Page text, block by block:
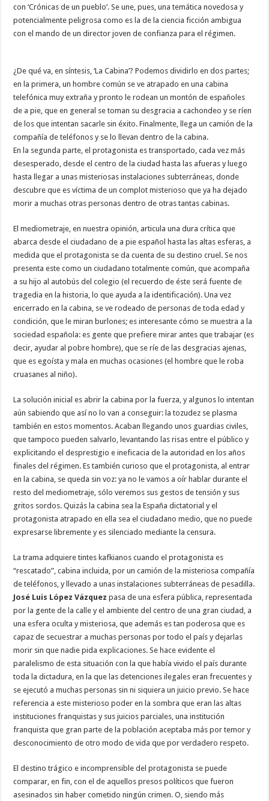
con ‘Crónicas de un pueblo’. Se une, pues, una temática novedosa y
potencialmente peligrosa como es la de la ciencia ficción ambigua
con el mando de un director joven de confianza para el régimen.
¿De qué va, en síntesis, ‘La Cabina’? Podemos dividirlo en dos partes;
en la primera, un hombre común se ve atrapado en una cabina
telefónica muy extraña y pronto le rodean un montón de españoles
de a pie, que en general se toman su desgracia a cachondeo y se ríen
de los que intentan sacarle sin éxito. Finalmente, llega un camión de la
compañía de teléfonos y se lo llevan dentro de la cabina.
En la segunda parte, el protagonista es transportado, cada vez más
desesperado, desde el centro de la ciudad hasta las afueras y luego
hasta llegar a unas misteriosas instalaciones subterráneas, donde
descubre que es víctima de un complot misterioso que ya ha dejado
morir a muchas otras personas dentro de otras tantas cabinas.
El mediometraje, en nuestra opinión, articula una dura crítica que
abarca desde el ciudadano de a pie español hasta las altas esferas, a
medida que el protagonista se da cuenta de su destino cruel. Se nos
presenta este como un ciudadano totalmente común, que acompaña
a su hijo al autobús del colegio (el recuerdo de éste será fuente de
tragedia en la historia, lo que ayuda a la identificación). Una vez
encerrado en la cabina, se ve rodeado de personas de toda edad y
condición, que le miran burlones; es interesante cómo se muestra a la
sociedad española: es gente que prefiere mirar antes que trabajar (es
decir, ayudar al pobre hombre), que se ríe de las desgracias ajenas,
que es egoísta y mala en muchas ocasiones (el hombre que le roba
cruasanes al niño).
La solución inicial es abrir la cabina por la fuerza, y algunos lo intentan
aún sabiendo que así no lo van a conseguir: la tozudez se plasma
también en estos momentos. Acaban llegando unos guardias civiles,
que tampoco pueden salvarlo, levantando las risas entre el público y
explicitando el desprestigio e ineficacia de la autoridad en los años
finales del régimen. Es también curioso que el protagonista, al entrar
en la cabina, se queda sin voz: ya no le vamos a oír hablar durante el
resto del mediometraje, sólo veremos sus gestos de tensión y sus
gritos sordos. Quizás la cabina sea la España dictatorial y el
protagonista atrapado en ella sea el ciudadano medio, que no puede
expresarse libremente y es silenciado mediante la censura.
La trama adquiere tintes kafkianos cuando el protagonista es
“rescatado”, cabina incluida, por un camión de la misteriosa compañía
de teléfonos, y llevado a unas instalaciones subterráneas de pesadilla.
José Luis López Vázquez pasa de una esfera pública, representada
por la gente de la calle y el ambiente del centro de una gran ciudad, a
una esfera oculta y misteriosa, que además es tan poderosa que es
capaz de secuestrar a muchas personas por todo el país y dejarlas
morir sin que nadie pida explicaciones. Se hace evidente el
paralelismo de esta situación con la que había vivido el país durante
toda la dictadura, en la que las detenciones ilegales eran frecuentes y
se ejecutó a muchas personas sin ni siquiera un juicio previo. Se hace
referencia a este misterioso poder en la sombra que eran las altas
instituciones franquistas y sus juicios parciales, una institución
franquista que gran parte de la población aceptaba más por temor y
desconocimiento de otro modo de vida que por verdadero respeto.
El destino trágico e incomprensible del protagonista se puede
comparar, en fin, con el de aquellos presos políticos que fueron
asesinados sin haber cometido ningún crimen. O, siendo más